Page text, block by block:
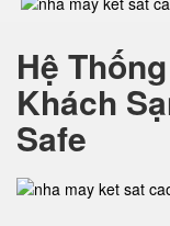
Hệ
Khách
Safe